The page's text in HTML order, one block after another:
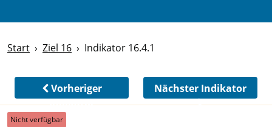
Start Ziel 16 Indikator 16.4.1
Vorheriger
Indikator
Nächster Indikator
Nicht verfügbar